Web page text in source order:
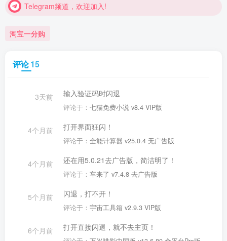
Telegram频道，欢迎加入!
淘宝一分购
评论15
3天前 输入验证码时闪退
评论于： 七猫免费小说 v8.4 VIP版
4个月前 打开界面狂闪！
评论于： 全能计算器 v25.0.4 无广告版
4个月前 还在用5.0.21去广告版，简洁明了！
评论于： 车来了 v7.4.8 去广告版
5个月前 闪退，打不开！
评论于： 宇宙工具箱 v2.9.3 VIP版
6个月前 打开直接闪退，就不去主页！